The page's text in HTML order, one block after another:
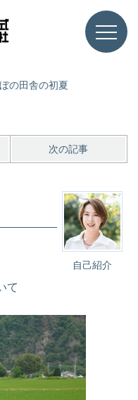
の田舎の初夏
次の記事
自己紹介
て